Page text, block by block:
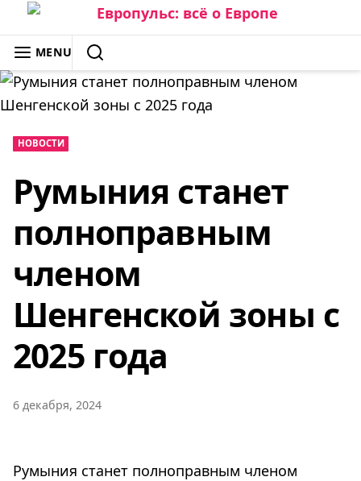
Skip
to
content
ЕВРОПУЛЬС: ВСЁ О ЕВРОПЕ
MENU
SEARCH
НОВОСТИ
Румыния станет
полноправным
членом
Шенгенской зоны с
2025 года
6 декабря, 2024
Румыния станет полноправным членом